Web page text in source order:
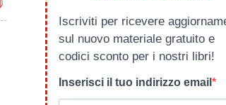
Iscriviti per ricevere
sul nuovo materiale gratuito e
codici sconto per i nostri libri!
Inserisci il tuo indirizzo email